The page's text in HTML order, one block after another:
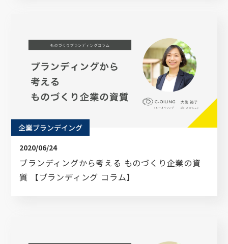
企業ブランデイング
2020/06/24
ブランディングから考える ものづくり企業の資
質 【ブランディング コラム】